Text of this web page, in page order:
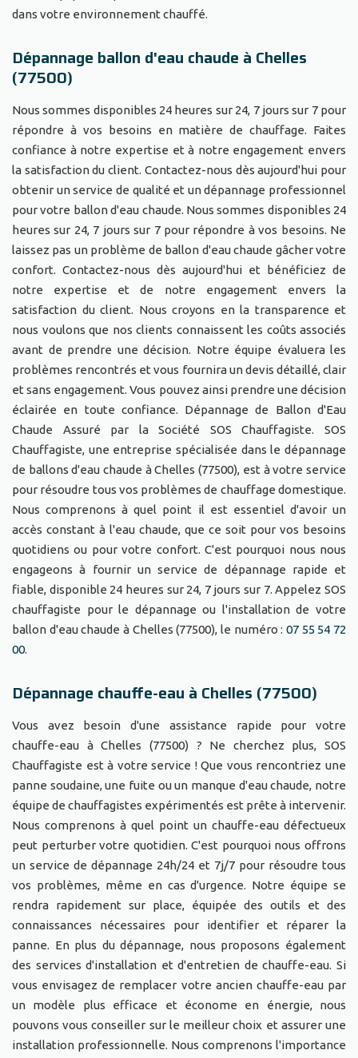
dans votre environnement chauffé.
Dépannage ballon d'eau chaude à Chelles
(77500)
Nous sommes disponibles 24 heures sur 24, 7 jours sur 7 pour
répondre à vos besoins en matière de chauffage. Faites
confiance à notre expertise et à notre engagement envers
la satisfaction du client. Contactez-nous dès aujourd'hui pour
obtenir un service de qualité et un dépannage professionnel
pour votre ballon d'eau chaude. Nous sommes disponibles 24
heures sur 24, 7 jours sur 7 pour répondre à vos besoins. Ne
laissez pas un problème de ballon d'eau chaude gâcher votre
confort. Contactez-nous dès aujourd'hui et bénéficiez de
notre expertise et de notre engagement envers la
satisfaction du client. Nous croyons en la transparence et
nous voulons que nos clients connaissent les coûts associés
avant de prendre une décision. Notre équipe évaluera les
problèmes rencontrés et vous fournira un devis détaillé, clair
et sans engagement. Vous pouvez ainsi prendre une décision
éclairée en toute confiance. Dépannage de Ballon d'Eau
Chaude Assuré par la Société SOS Chauffagiste. SOS
Chauffagiste, une entreprise spécialisée dans le dépannage
de ballons d'eau chaude à Chelles (77500), est à votre service
pour résoudre tous vos problèmes de chauffage domestique.
Nous comprenons à quel point il est essentiel d'avoir un
accès constant à l'eau chaude, que ce soit pour vos besoins
quotidiens ou pour votre confort. C'est pourquoi nous nous
engageons à fournir un service de dépannage rapide et
fiable, disponible 24 heures sur 24, 7 jours sur 7. Appelez SOS
chauffagiste pour le dépannage ou l'installation de votre
ballon d'eau chaude à Chelles (77500), le numéro : 07 55 54 72
00.
Dépannage chauffe-eau à Chelles (77500)
Vous avez besoin d'une assistance rapide pour votre
chauffe-eau à Chelles (77500) ? Ne cherchez plus, SOS
Chauffagiste est à votre service ! Que vous rencontriez une
panne soudaine, une fuite ou un manque d'eau chaude, notre
équipe de chauffagistes expérimentés est prête à intervenir.
Nous comprenons à quel point un chauffe-eau défectueux
peut perturber votre quotidien. C'est pourquoi nous offrons
un service de dépannage 24h/24 et 7j/7 pour résoudre tous
vos problèmes, même en cas d'urgence. Notre équipe se
rendra rapidement sur place, équipée des outils et des
connaissances nécessaires pour identifier et réparer la
panne. En plus du dépannage, nous proposons également
des services d'installation et d'entretien de chauffe-eau. Si
vous envisagez de remplacer votre ancien chauffe-eau par
un modèle plus efficace et économe en énergie, nous
pouvons vous conseiller sur le meilleur choix et assurer une
installation professionnelle. Nous comprenons l'importance